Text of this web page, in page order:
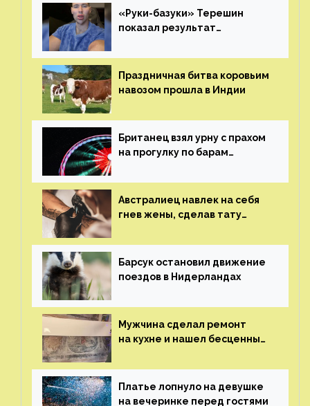
«Руки-базуки» Терешин
показал результат
Праздничная битва коровьим
навозом прошла в Индии
Британец взял урну с прахом
на прогулку по барам
Австралиец навлек на себя
гнев жены, сделав тату
Барсук остановил движение
поездов в Нидерландах
Мужчина сделал ремонт
на кухне и нашел бесценные
Платье лопнуло на девушке
на вечеринке перед гостями